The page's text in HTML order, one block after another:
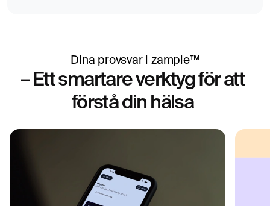
20–30 minuter och utförs utan strålning. Vi utfärdar
remiss i samband med din beställning, och du får ett
utlåtande från en specialistläkare inom några dagar efter
att undersökningen är genomförd.
Dina provsvar i zample™
– Ett smartare verktyg för att
förstå din hälsa